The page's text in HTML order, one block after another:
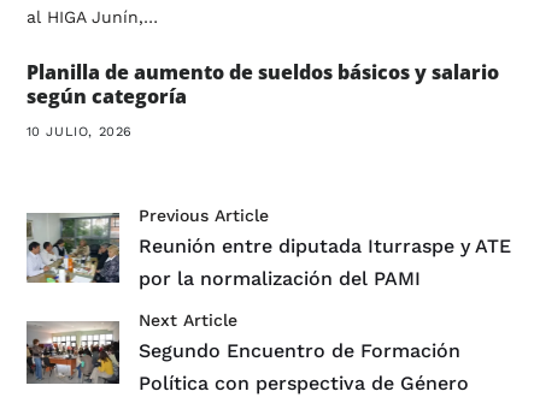
al HIGA Junín,…
Planilla de aumento de sueldos básicos y salario
según categoría
10 JULIO, 2026
Previous Article
Reunión entre diputada Iturraspe y ATE
por la normalización del PAMI
Next Article
Segundo Encuentro de Formación
Política con perspectiva de Género